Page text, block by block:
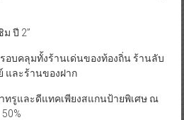
ปี 2”
อบคลุมทั้งร้านเด่นของท้องถิ่น ร้านลับ
และร้านของฝาก
าทรูและดีแทคเพียงสแกนป้ายพิเศษ ณ